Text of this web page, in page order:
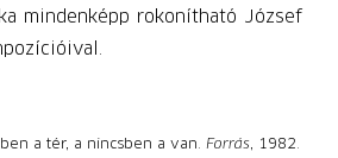
mindenképp rokonítható József
a tér, a nincsben a van. Forrás, 1982.